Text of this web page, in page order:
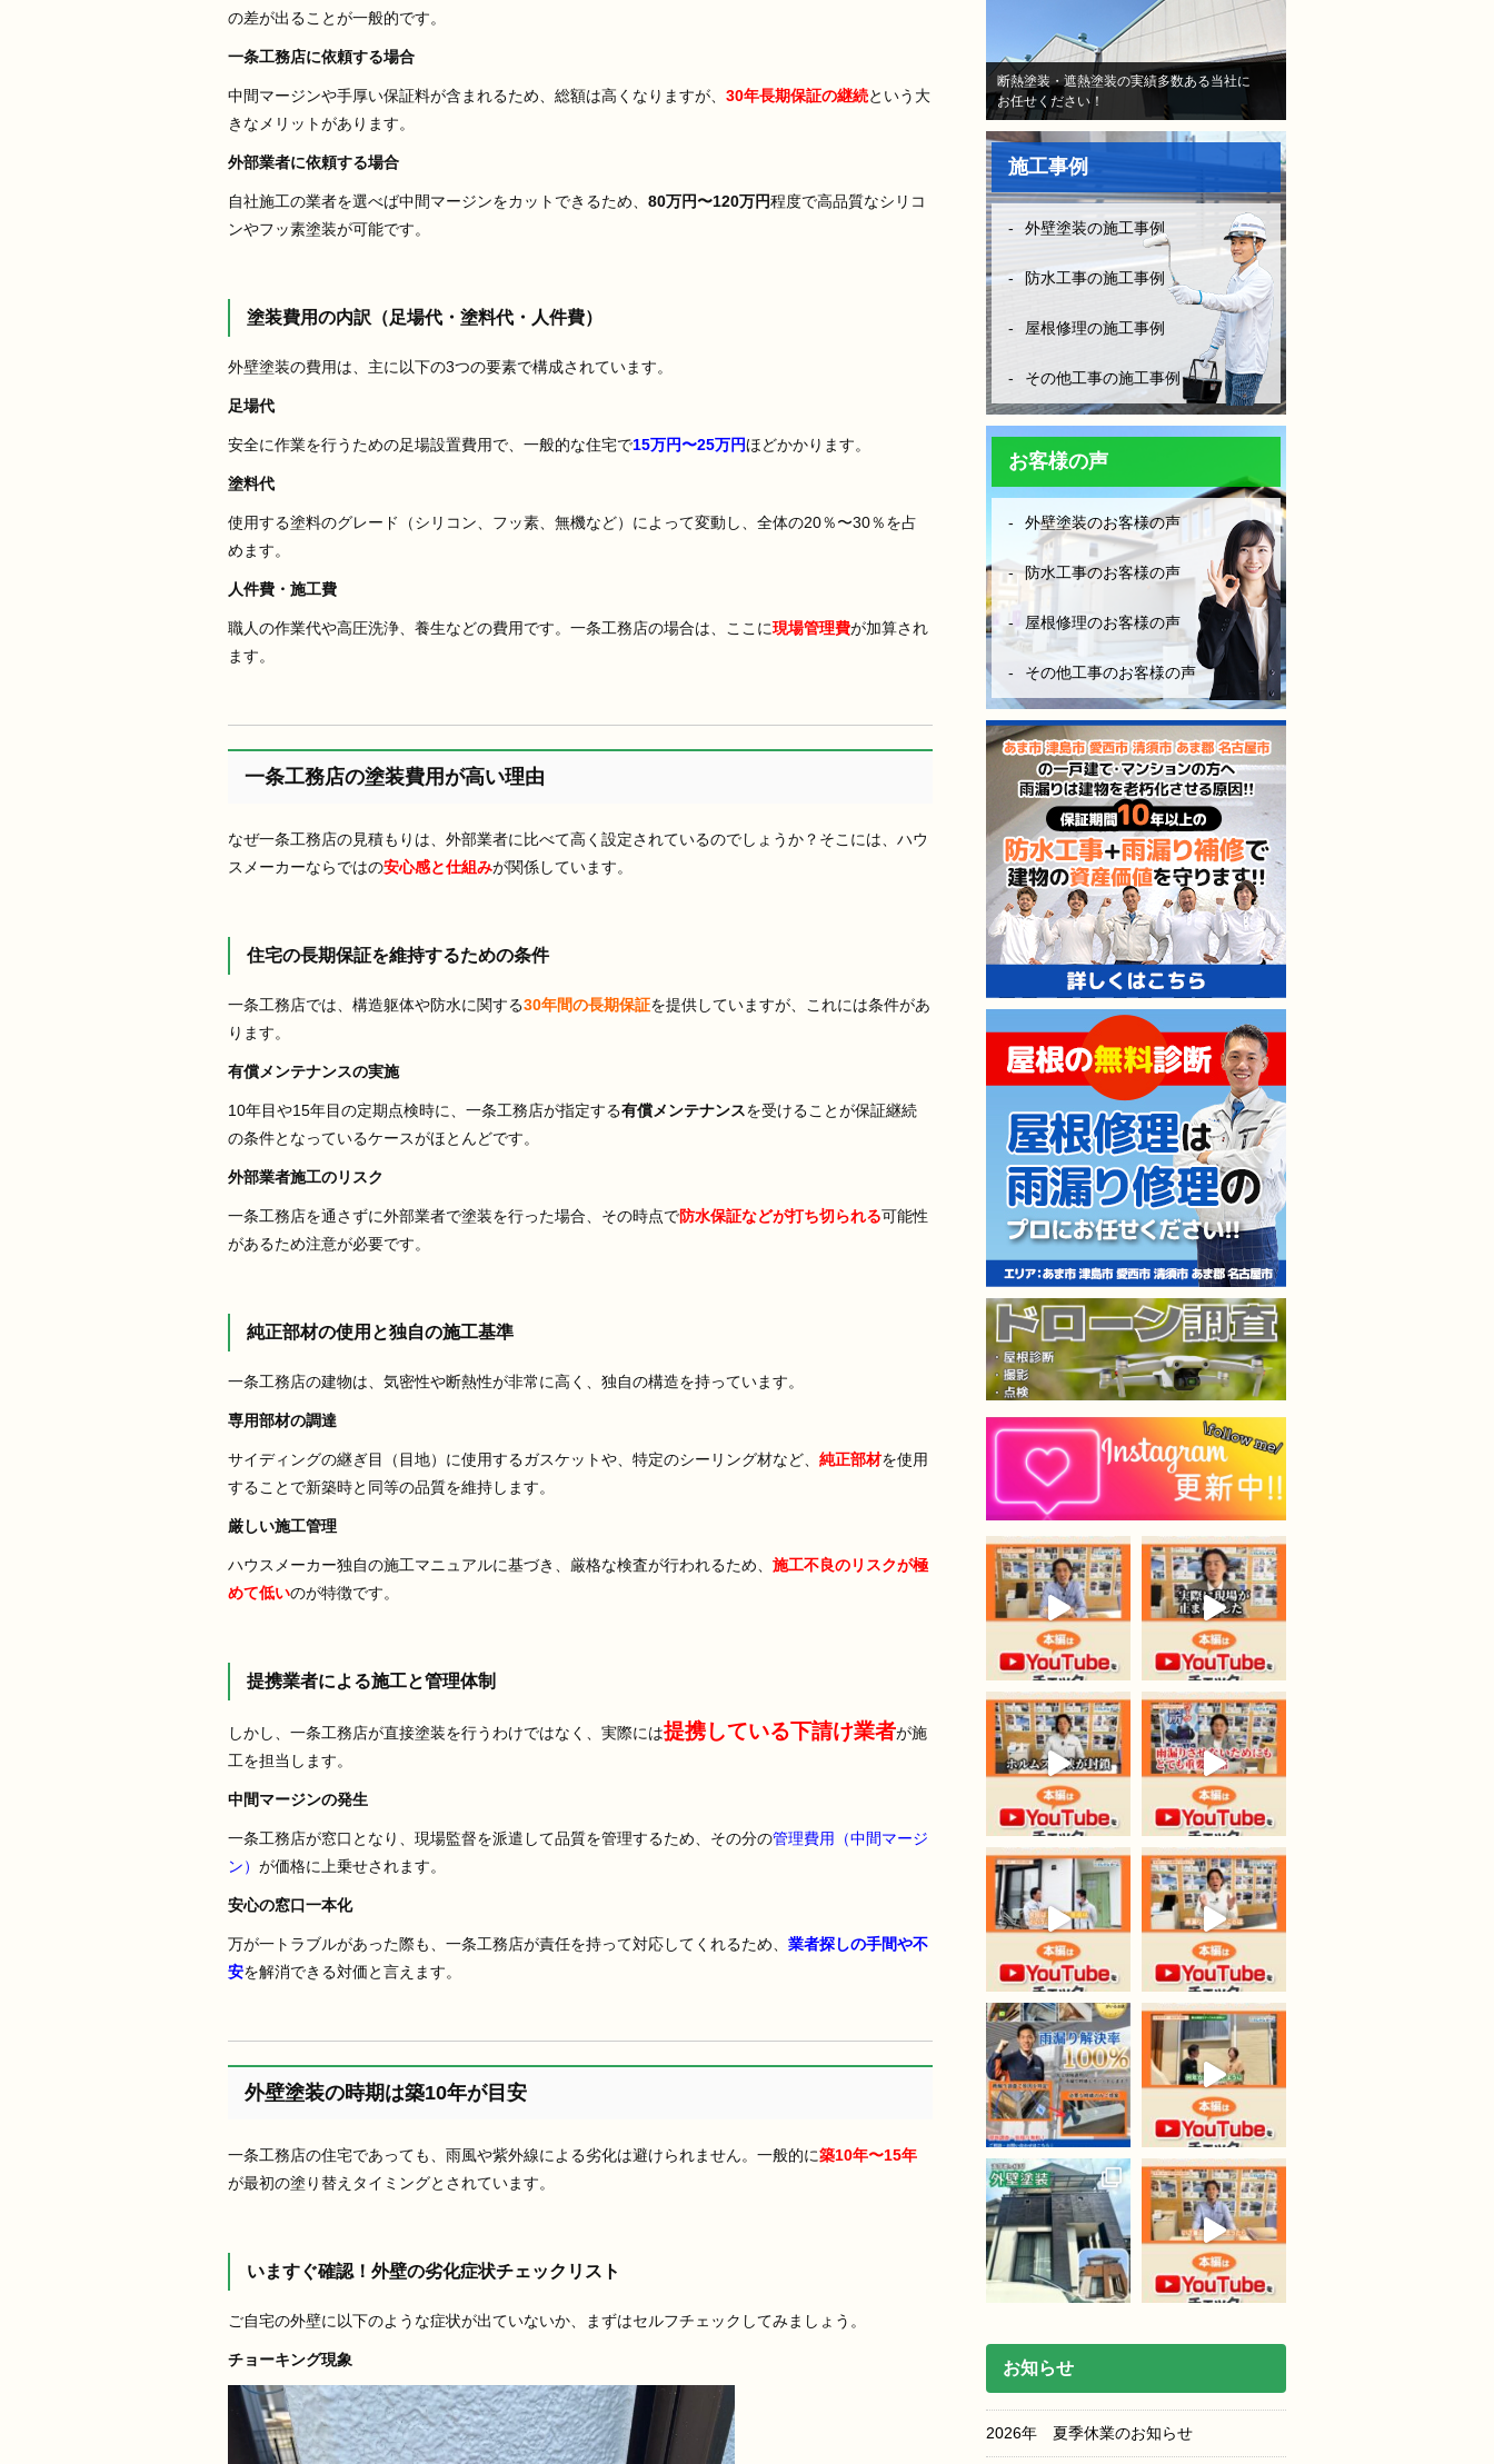
の差が出ることが一般的です。
一条工務店に依頼する場合
中間マージンや手厚い保証料が含まれるため、総額は高くなりますが、30年長期保証の継続という大
きなメリットがあります。
外部業者に依頼する場合
自社施工の業者を選べば中間マージンをカットできるため、80万円〜120万円程度で高品質なシリコ
ンやフッ素塗装が可能です。
塗装費用の内訳（足場代・塗料代・人件費）
外壁塗装の費用は、主に以下の3つの要素で構成されています。
足場代
安全に作業を行うための足場設置費用で、一般的な住宅で15万円〜25万円ほどかかります。
塗料代
使用する塗料のグレード（シリコン、フッ素、無機など）によって変動し、全体の20％〜30％を占
めます。
人件費・施工費
職人の作業代や高圧洗浄、養生などの費用です。一条工務店の場合は、ここに現場管理費が加算され
ます。
一条工務店の塗装費用が高い理由
なぜ一条工務店の見積もりは、外部業者に比べて高く設定されているのでしょうか？そこには、ハウ
スメーカーならではの安心感と仕組みが関係しています。
住宅の長期保証を維持するための条件
一条工務店では、構造躯体や防水に関する30年間の長期保証を提供していますが、これには条件があ
ります。
有償メンテナンスの実施
10年目や15年目の定期点検時に、一条工務店が指定する有償メンテナンスを受けることが保証継続
の条件となっているケースがほとんどです。
外部業者施工のリスク
一条工務店を通さずに外部業者で塗装を行った場合、その時点で防水保証などが打ち切られる可能性
があるため注意が必要です。
純正部材の使用と独自の施工基準
一条工務店の建物は、気密性や断熱性が非常に高く、独自の構造を持っています。
専用部材の調達
サイディングの継ぎ目（目地）に使用するガスケットや、特定のシーリング材など、純正部材を使用
することで新築時と同等の品質を維持します。
厳しい施工管理
ハウスメーカー独自の施工マニュアルに基づき、厳格な検査が行われるため、施工不良のリスクが極
めて低いのが特徴です。
提携業者による施工と管理体制
しかし、一条工務店が直接塗装を行うわけではなく、実際には提携している下請け業者が施
工を担当します。
中間マージンの発生
一条工務店が窓口となり、現場監督を派遣して品質を管理するため、その分の管理費用（中間マージ
ン）が価格に上乗せされます。
安心の窓口一本化
万が一トラブルがあった際も、一条工務店が責任を持って対応してくれるため、業者探しの手間や不
安を解消できる対価と言えます。
外壁塗装の時期は築10年が目安
一条工務店の住宅であっても、雨風や紫外線による劣化は避けられません。一般的に築10年〜15年
が最初の塗り替えタイミングとされています。
いますぐ確認！外壁の劣化症状チェックリスト
ご自宅の外壁に以下のような症状が出ていないか、まずはセルフチェックしてみましょう。
チョーキング現象
当初はB社のトラウマで不安
しかなかったけど、（株）モ
レナシホームさんはとにかく
納得いく丁寧な説明や、時間
を費やしてくださり、また報
告書や日程など、仕事がきち
んとされていて、本当に安心
して、お任せできました。B
社とは全く比べものになりま
せん。
お客様に対してしっかり寄り
添い向き合って頂き、その日
の施工状況をLINEの写メにて
確認ができたりと、徹底した
管理とお客様の配慮等連携さ
れ凄く安心できました。
防水工事は決して安ければい
い！はダメです。水漏れをし
ては意味がない！やはりそれ
なりにお金はかかりますが、
長い年月を考えたら、妥当な
金額です。やはり、安心と信
頼あるきちんとした業者を選
ぶ事は大切だなーとこの度凄
（株）モレナシホームさんに
防水工事お願いして本当に良
かったと思います。
今後も点検やメンテナンス等
お世話になりますが、宜しく
お願いします。
防水工事、施工完工し、やっ
と、ホッとできました。
感謝しかないです。
本当にありがとうございまし
た。
断熱塗装・遮熱塗装の実績多数ある当社に
お任せください！
施工事例
外壁塗装の施工事例
防水工事の施工事例
屋根修理の施工事例
その他工事の施工事例
お客様の声
外壁塗装のお客様の声
防水工事のお客様の声
屋根修理のお客様の声
その他工事のお客様の声
お知らせ
2026年 夏季休業のお知らせ